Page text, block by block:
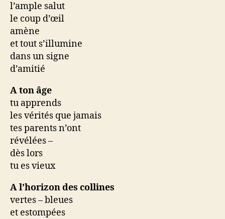
l’ample salut
le coup d’œil
amène
et tout s’illumine
dans un signe
d’amitié
A ton âge
tu apprends
les vérités que jamais
tes parents n’ont
révélées –
dès lors
tu es vieux
A l’horizon des collines
vertes – bleues
et estompées